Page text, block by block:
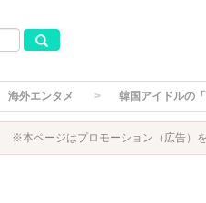
海外エンタメ 韓国アイドルの
※本ページはプロモーション（広告）